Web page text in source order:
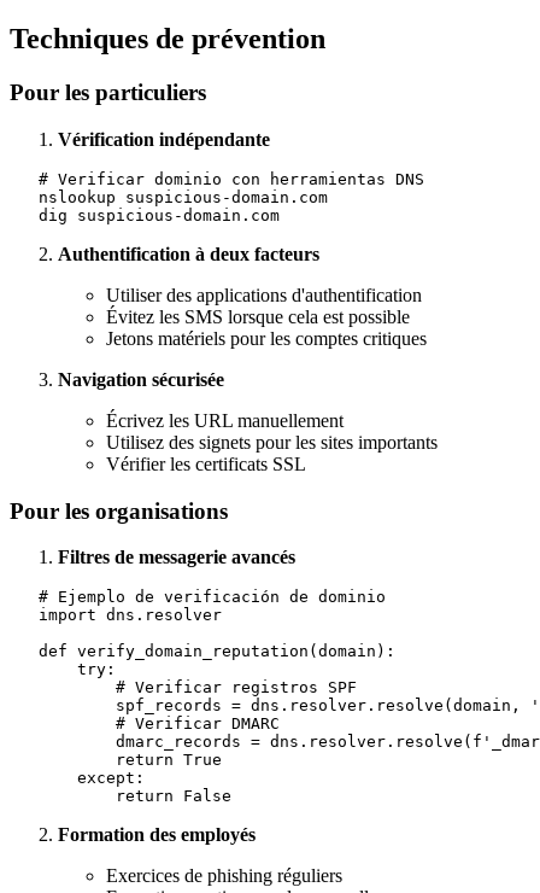
Techniques de prévention
Pour les particuliers
Vérification indépendante
   # Verificar dominio con herramientas DNS
   nslookup suspicious-domain.com
Authentification à deux facteurs
Utiliser des applications d'authentification
Évitez les SMS lorsque cela est possible
Jetons matériels pour les comptes critiques
Navigation sécurisée
Écrivez les URL manuellement
Utilisez des signets pour les sites importants
Vérifier les certificats SSL
Pour les organisations
Filtres de messagerie avancés
   # Ejemplo de verificación de dominio
   import dns.resolver
   def verify_domain_reputation(domain):
       try:
           # Verificar registros SPF
spf_records = dns.resolver.resolve(domain,
           # Verificar DMARC
dmarc_records =
           return True
       except:
Formation des employés
Exercices de phishing réguliers